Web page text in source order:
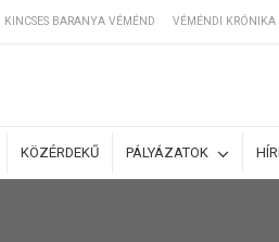
KINCSES BARANYA VÉMÉND VÉMÉNDI KRÓNIKA
KÖZÉRDEKŰ PÁLYÁZATOK